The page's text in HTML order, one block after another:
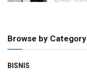
Browse by Category
BISNIS